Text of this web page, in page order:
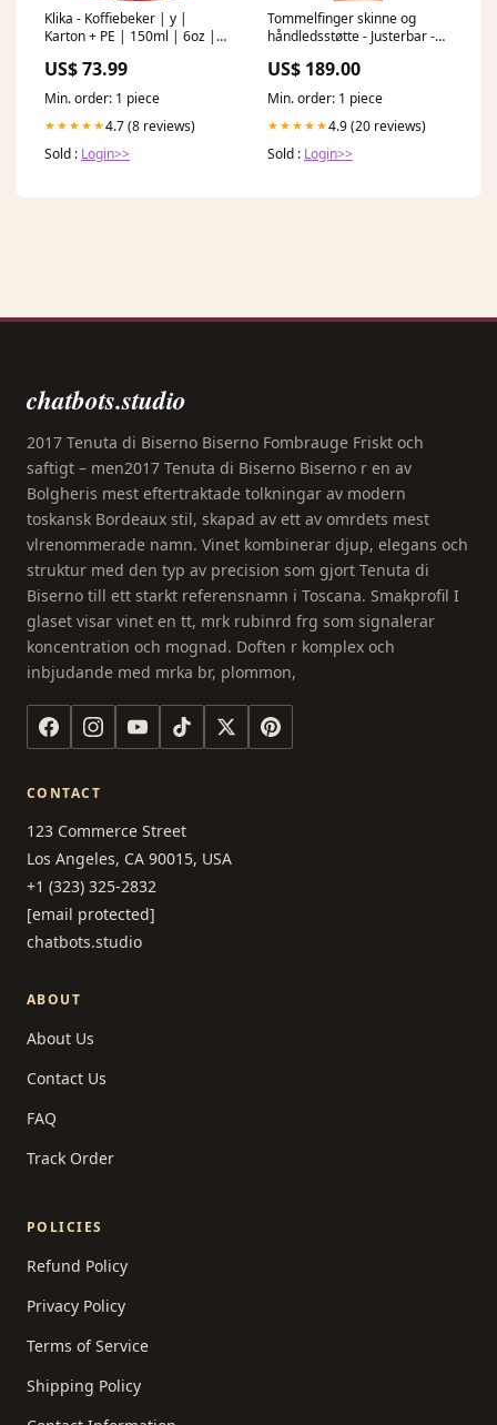
Klika - Koffiebeker | y |
Karton + PE | 150ml | 6oz |
4064035014926
US$ 73.99
Min. order: 1 piece
★★★★★4.7 (8 reviews)
Sold : Login>>
Tommelfinger skinne og
håndledsstøtte - Justerbar -
Søttte til storetåen
US$ 189.00
Min. order: 1 piece
★★★★★4.9 (20 reviews)
Sold : Login>>
chatbots.studio
2017 Tenuta di Biserno Biserno Fombrauge Friskt och
saftigt – men2017 Tenuta di Biserno Biserno r en av
Bolgheris mest eftertraktade tolkningar av modern
toskansk Bordeaux stil, skapad av ett av omrdets mest
vlrenommerade namn. Vinet kombinerar djup, elegans och
struktur med den typ av precision som gjort Tenuta di
Biserno till ett starkt referensnamn i Toscana. Smakprofil I
glaset visar vinet en tt, mrk rubinrd frg som signalerar
koncentration och mognad. Doften r komplex och
inbjudande med mrka br, plommon,
CONTACT
123 Commerce Street
Los Angeles, CA 90015, USA
+1 (323) 325-2832
[email protected]
chatbots.studio
ABOUT
About Us
Contact Us
FAQ
Track Order
POLICIES
Refund Policy
Privacy Policy
Terms of Service
Shipping Policy